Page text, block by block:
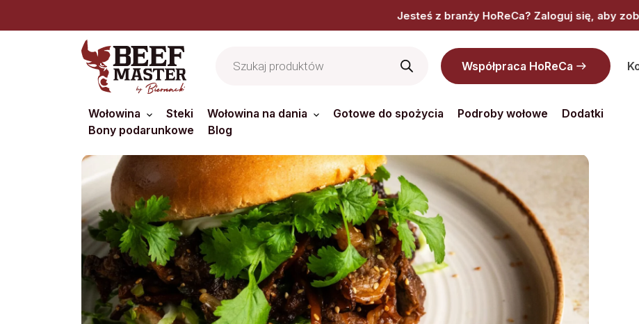
Jesteś z branży HoReCa? Zaloguj się, aby zobaczyć dedykowaną ofertę,
produktów
Współpraca HoReCa
Wołowina Steki Wołowina na dania Gotowe do spożycia Podroby wołowe
Dodatki
Bony podarunkowe
Blog